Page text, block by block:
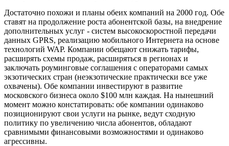
Достаточно похожи и планы обеих компаний на 2000 год. Обе
ставят на продолжение роста абонентской базы, на внедрение
дополнительных услуг - систем высокоскоростной передачи
данных GPRS, реализацию мобильного Интернета на основе
технологий WAP. Компании обещают снижать тарифы,
расширять схемы продаж, расширяться в регионах и
заключать роуминговые соглашения с операторами самых
экзотических стран (неэкзотические практически все уже
охвачены). Обе компании инвестируют в развитие
московского бизнеса около $100 млн каждая. На нынешний
момент можно констатировать: обе компании одинаково
позиционируют свои услуги на рынке, ведут сходную
политику по увеличению числа абонентов, обладают
сравнимыми финансовыми возможностями и одинаково
агрессивны.